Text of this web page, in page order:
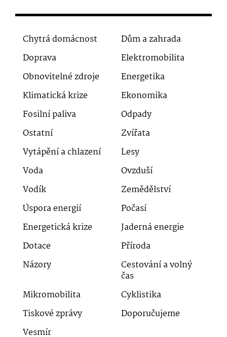
Chytrá domácnost
Dům a zahrada
Doprava
Elektromobilita
Obnovitelné zdroje
Energetika
Klimatická krize
Ekonomika
Fosilní paliva
Odpady
Ostatní
Zvířata
Vytápění a chlazení
Lesy
Voda
Ovzduší
Vodík
Zemědělství
Úspora energií
Počasí
Energetická krize
Jaderná energie
Dotace
Příroda
Názory
Cestování a volný
čas
Mikromobilita
Cyklistika
Tiskové zprávy
Doporučujeme
Vesmír